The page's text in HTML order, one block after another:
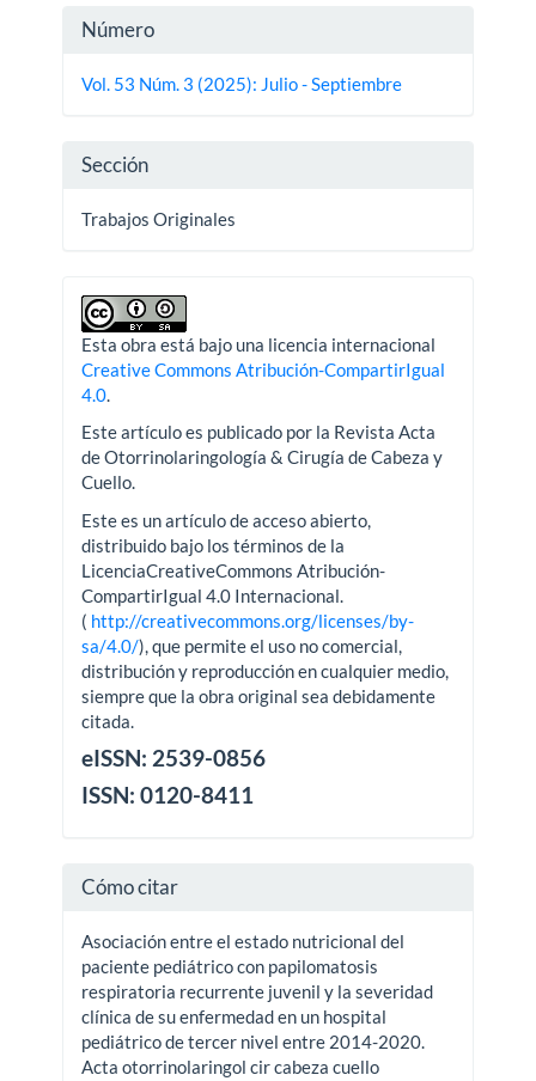
Detalles
del
Número
Vol. 53 Núm. 3 (2025): Julio - Septiembre
Sección
Trabajos Originales
Esta obra está bajo una licencia internacional
Creative Commons Atribución-CompartirIgual
4.0.
Este artículo es publicado por la Revista Acta
de Otorrinolaringología & Cirugía de Cabeza y
Cuello.
Este es un artículo de acceso abierto,
distribuido bajo los términos de la
LicenciaCreativeCommons Atribución-
CompartirIgual 4.0 Internacional.
( http://creativecommons.org/licenses/by-
sa/4.0/), que permite el uso no comercial,
distribución y reproducción en cualquier medio,
siempre que la obra original sea debidamente
citada.
eISSN: 2539-0856
ISSN: 0120-8411
Cómo citar
Asociación entre el estado nutricional del
paciente pediátrico con papilomatosis
respiratoria recurrente juvenil y la severidad
clínica de su enfermedad en un hospital
pediátrico de tercer nivel entre 2014-2020.
Acta otorrinolaringol cir cabeza cuello